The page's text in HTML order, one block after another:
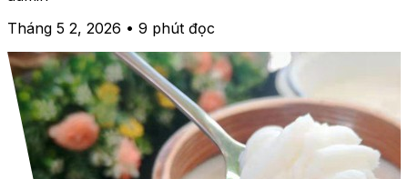
Tháng 5 2, 2026 • 9 phút đọc